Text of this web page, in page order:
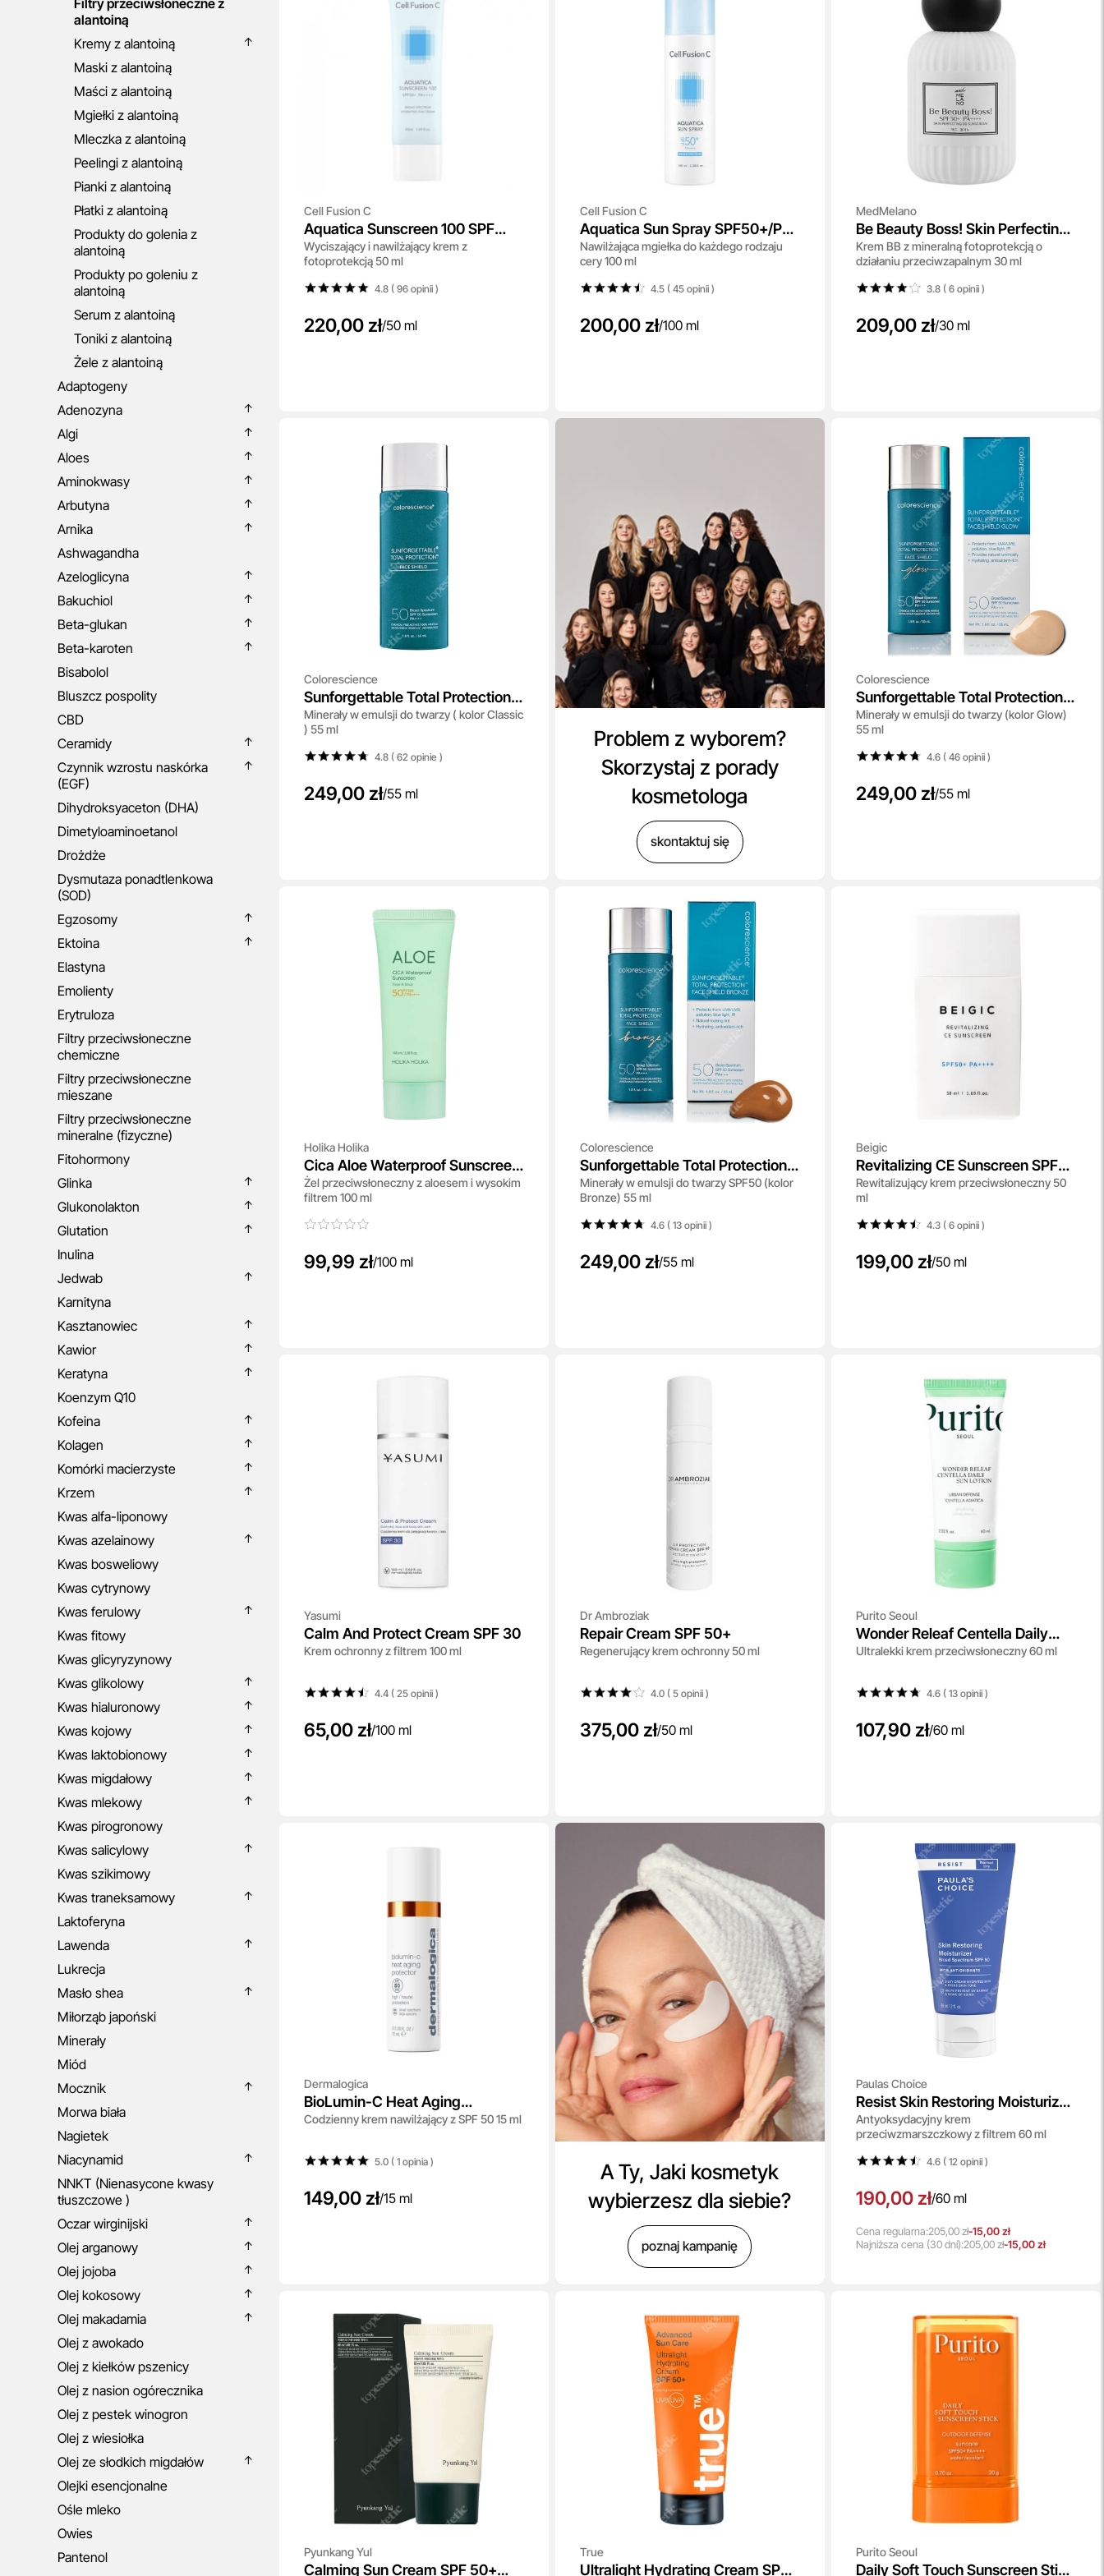
Filtry przeciwsłoneczne z
alantoiną
Kremy z alantoiną
Maski z alantoiną
Maści z alantoiną
Mgiełki z alantoiną
Mleczka z alantoiną
Peelingi z alantoiną
Pianki z alantoiną
Płatki z alantoiną
Produkty do golenia z
alantoiną
Produkty po goleniu z
alantoiną
Serum z alantoiną
Toniki z alantoiną
Żele z alantoiną
Adaptogeny
Adenozyna
Algi
Aloes
Aminokwasy
Arbutyna
Arnika
Ashwagandha
Azeloglicyna
Bakuchiol
Beta-glukan
Beta-karoten
Bisabolol
Bluszcz pospolity
CBD
Ceramidy
Czynnik wzrostu naskórka
(EGF)
Dihydroksyaceton (DHA)
Dimetyloaminoetanol
Drożdże
Dysmutaza ponadtlenkowa
(SOD)
Egzosomy
Ektoina
Elastyna
Emolienty
Erytruloza
Filtry przeciwsłoneczne
chemiczne
Filtry przeciwsłoneczne
mieszane
Filtry przeciwsłoneczne
mineralne (fizyczne)
Fitohormony
Glinka
Glukonolakton
Glutation
Inulina
Jedwab
Karnityna
Kasztanowiec
Kawior
Keratyna
Koenzym Q10
Kofeina
Kolagen
Komórki macierzyste
Krzem
Kwas alfa-liponowy
Kwas azelainowy
Kwas bosweliowy
Kwas cytrynowy
Kwas ferulowy
Kwas fitowy
Kwas glicyryzynowy
Kwas glikolowy
Kwas hialuronowy
Kwas kojowy
Kwas laktobionowy
Kwas migdałowy
Kwas mlekowy
Kwas pirogronowy
Kwas salicylowy
Kwas szikimowy
Kwas traneksamowy
Laktoferyna
Lawenda
Lukrecja
Masło shea
Miłorząb japoński
Minerały
Miód
Mocznik
Morwa biała
Nagietek
Niacynamid
NNKT (Nienasycone kwasy
tłuszczowe )
Oczar wirginijski
Olej arganowy
Olej jojoba
Olej kokosowy
Olej makadamia
Olej z awokado
Olej z kiełków pszenicy
Olej z nasion ogórecznika
Olej z pestek winogron
Olej z wiesiołka
Olej ze słodkich migdałów
Olejki esencjonalne
Ośle mleko
Owies
Pantenol
Cell Fusion C
Aquatica Sunscreen 100 SPF
50+ / PA ++++
Wyciszający i nawilżający krem z
fotoprotekcją 50 ml
4.8 ( 96opinii)
220,00 zł/50 ml
Cell Fusion C
Aquatica Sun Spray SPF50+/PA
++++
Nawilżająca mgiełka do każdego rodzaju
cery 100 ml
4.5 ( 45opinii)
200,00 zł/100 ml
MedMelano
Be Beauty Boss! Skin Perfecting
BB Sunscreen SPF50+ PA ++++
Krem BB z mineralną fotoprotekcją o
działaniu przeciwzapalnym 30 ml
3.8 ( 6opinii)
209,00 zł/30 ml
Colorescience
Sunforgettable Total Protection
Face Shield SPF 50
Minerały w emulsji do twarzy ( kolor Classic
) 55 ml
4.8 ( 62opinie)
249,00 zł/55 ml
Problem z wyborem?
Skorzystaj z porady
kosmetologa
skontaktuj się
Colorescience
Sunforgettable Total Protection
Face Shield SPF 50
Minerały w emulsji do twarzy (kolor Glow)
55 ml
4.6 ( 46opinii)
249,00 zł/55 ml
Holika Holika
Cica Aloe Waterproof Sunscreen
SPF 50+ PA++++
Żel przeciwsłoneczny z aloesem i wysokim
filtrem 100 ml
99,99 zł/100 ml
Colorescience
Sunforgettable Total Protection
Face Shield SPF 50
Minerały w emulsji do twarzy SPF50 (kolor
Bronze) 55 ml
4.6 ( 13opinii)
249,00 zł/55 ml
Beigic
Revitalizing CE Sunscreen SPF
50 PA++++
Rewitalizujący krem ​​przeciwsłoneczny 50
ml
4.3 ( 6opinii)
199,00 zł/50 ml
Yasumi
Calm And Protect Cream SPF 30
Krem ochronny z filtrem 100 ml
4.4 ( 25opinii)
65,00 zł/100 ml
Dr Ambroziak
Repair Cream SPF 50+
Regenerujący krem ochronny 50 ml
4.0 ( 5opinii)
375,00 zł/50 ml
Purito Seoul
Wonder Releaf Centella Daily
Sun Lotion SPF 50+ PA++++
Ultralekki krem przeciwsłoneczny 60 ml
4.6 ( 13opinii)
107,90 zł/60 ml
Dermalogica
BioLumin-C Heat Aging
Protector SPF 50
Codzienny krem nawilżający z SPF 50 15 ml
5.0 ( 1opinia)
149,00 zł/15 ml
A Ty, Jaki kosmetyk
wybierzesz dla siebie?
poznaj kampanię
Paulas Choice
Resist Skin Restoring Moisturizer
SPF 50
Antyoksydacyjny krem
przeciwzmarszczkowy z filtrem 60 ml
4.6 ( 12opinii)
190,00 zł/60 ml
Cena regularna:205,00 zł-15,00 zł
Najniższa cena (30 dni):205,00 zł-15,00 zł
Pyunkang Yul
Calming Sun Cream SPF 50+
True
Ultralight Hydrating Cream SPF
Purito Seoul
Daily Soft Touch Sunscreen Stick